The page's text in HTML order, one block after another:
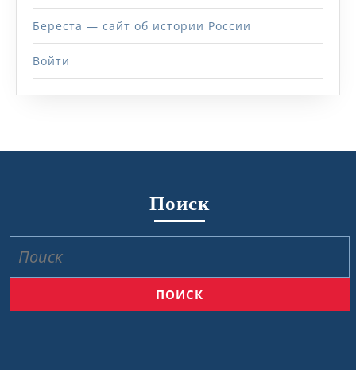
Береста — сайт об истории России
Войти
Поиск